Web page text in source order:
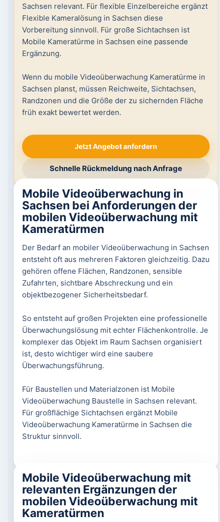
Sachsen relevant. Für flexible Einzelbereiche ergänzt
Flexible Kameralösung in Sachsen diese
Vorbereitung sinnvoll. Für große Sichtachsen ist
Mobile Kameratürme in Sachsen eine passende
Ergänzung.
Wenn du mobile Videoüberwachung Kameratürme in
Sachsen planst, müssen Reichweite, Sichtachsen,
Randzonen und die Größe der zu sichernden Fläche
früh exakt bewertet werden.
Jetzt Angebot anfordern
Schnelle Rückmeldung nach Anfrage
Mobile Videoüberwachung in
Sachsen bei Anforderungen der
mobilen Videoüberwachung mit
Kameratürmen
Der Bedarf an mobiler Videoüberwachung in Sachsen
entsteht oft aus mehreren Faktoren gleichzeitig. Dazu
gehören offene Flächen, Randzonen, sensible
Zufahrten, sichtbare Abschreckung und ein
objektbezogener Sicherheitsbedarf.
So entsteht auf großen Projekten eine professionelle
Überwachungslösung mit echter Flächenkontrolle. Je
komplexer das Objekt im Raum Sachsen organisiert
ist, desto wichtiger wird eine saubere
Überwachungsführung.
Für Baustellen und Materialzonen ist Mobile
Videoüberwachung Baustelle in Sachsen relevant.
Für großflächige Sichtachsen ergänzt Mobile
Videoüberwachung Kameratürme in Sachsen die
Struktur sinnvoll.
Mobile Videoüberwachung mit
relevanten Ergänzungen der
mobilen Videoüberwachung mit
Kameratürmen